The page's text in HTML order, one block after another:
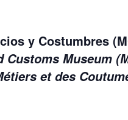
y Costumbres
Customs Museum
et des